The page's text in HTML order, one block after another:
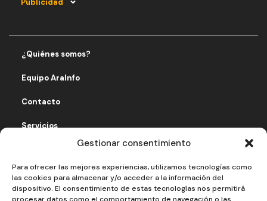
Gestionar consentimiento
Para ofrecer las mejores experiencias, utilizamos tecnologías como
las cookies para almacenar y/o acceder a la información del
dispositivo. El consentimiento de estas tecnologías nos permitirá
¿Quiénes somos?
Equipo AraInfo
Contacto
Servicios
Fomentando economía solidaria
Aviso legal
Política de privacidad